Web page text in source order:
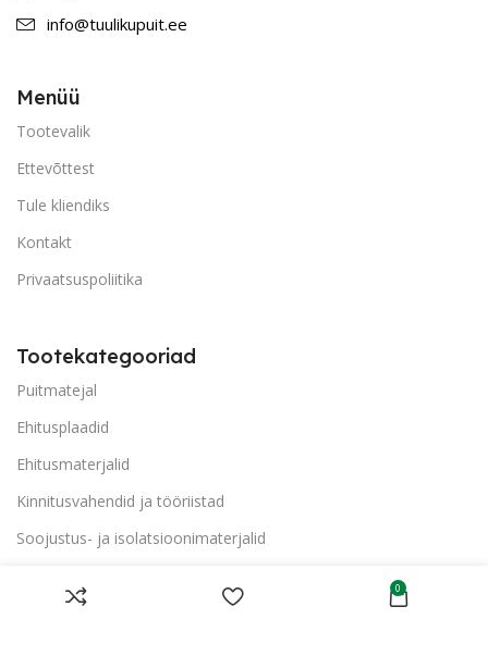
info@tuulikupuit.ee
Menüü
Tootevalik
Ettevõttest
Tule kliendiks
Kontakt
Privaatsuspoliitika
Tootekategooriad
Puitmatejal
Ehitusplaadid
Ehitusmaterjalid
Kinnitusvahendid ja tööriistad
Soojustus- ja isolatsioonimaterjalid
0